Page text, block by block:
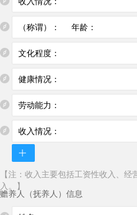
【注：收入主要包括工资性收入、
入。】
赡养人（抚养人）信息